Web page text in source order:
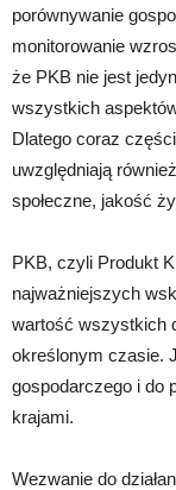
porównywanie
monitorowanie
że PKB nie jest
wszystkich
Dlatego coraz
uwzględniają
społeczne, jakość
PKB, czyli Produkt
najważniejszych
wartość wszystkich
określonym czasie.
gospodarczego i do
krajami.
Wezwanie do